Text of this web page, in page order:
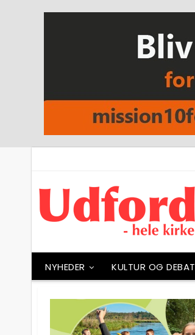
NYHEDER KULTUR OG DEBAT